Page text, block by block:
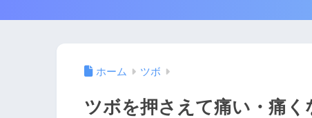
ホーム ツボ
ツボを押さえて痛い・痛